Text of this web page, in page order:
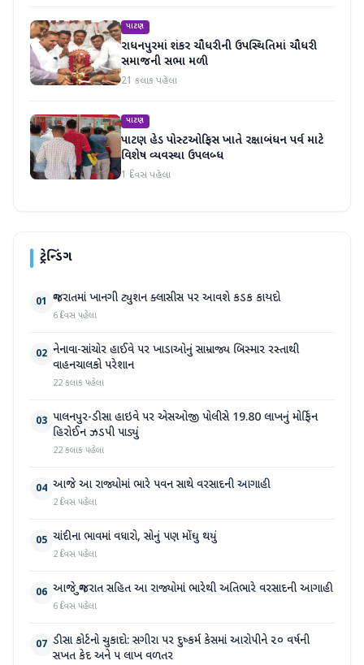
પાટણ
રાધનપુરમાં શંકર ચૌધરીની ઉપસ્થિતિમાં ચૌધરી
સમાજની સભા મળી
21 કલાક પહેલા
પાટણ
પાટણ હેડ પોસ્ટઓફિસ ખાતે રક્ષાબંધન પર્વ માટે
વિશેષ વ્યવસ્થા ઉપલબ્ધ
1 દિવસ પહેલા
ટ્રેન્ડિંગ
01 ગુજરાતમાં ખાનગી ટ્યુશન ક્લાસીસ પર આવશે કડક કાયદો
6 દિવસ પહેલા
02 નેનાવા-સાંચોર હાઈવે પર ખાડાઓનું સામ્રાજ્ય બિસ્માર રસ્તાથી
વાહનચાલકો પરેશાન
22 કલાક પહેલા
03 પાલનપુર-ડીસા હાઇવે પર એસઓજી પોલીસે 19.80 લાખનું મોર્ફિન
હિરોઈન ઝડપી પાડ્યું
22 કલાક પહેલા
04 આજે આ રાજ્યોમાં ભારે પવન સાથે વરસાદની આગાહી
2 દિવસ પહેલા
05 ચાંદીના ભાવમાં વધારો, સોનું પણ મોંઘુ થયું
2 દિવસ પહેલા
06 આજે ગુજરાત સહિત આ રાજ્યોમાં ભારેથી અતિભારે વરસાદની આગાહી
6 દિવસ પહેલા
07 ડીસા કોર્ટનો ચુકાદો: સગીરા પર દુષ્કર્મ કેસમાં આરોપીને ૨૦ વર્ષની
સખત કેદ અને ૫ લાખ વળતર